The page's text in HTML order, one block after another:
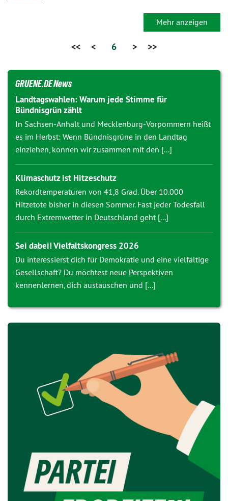
Mehr anzeigen
<< < 6 > >>
GRUENE.DE News
Landtagswahlen: Warum jede Stimme für
Bündnisgrün zählt
In Sachsen-Anhalt und Mecklenburg-Vorpommern heißt
es im Herbst: Wenn Bündnisgrüne in den Landtag
einziehen, können wir zusammen mit den [...]
Klimaschutz ist Hitzeschutz
Rekordtemperaturen von 41,8 Grad. Über 10.000
Hitzetote bisher in diesen Sommer. Fast jeder Todesfall
durch Extremwetter in Deutschland geht [...]
Sei dabei! Vielfaltskongress 2026
Du interessierst dich für Demokratie und eine vielfältige
Gesellschaft? Du möchtest neue Perspektiven
kennenlernen, dich austauschen und [...]